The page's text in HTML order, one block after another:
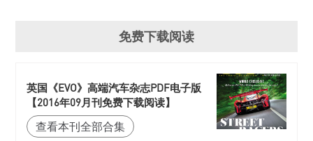
免费下载阅读
英国《EVO》高端汽车杂志PDF电子版
【2016年09月刊免费下载阅读】
查看本刊全部合集